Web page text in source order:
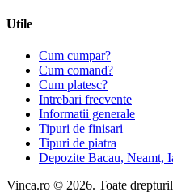
Utile
Cum cumpar?
Cum comand?
Cum platesc?
Intrebari frecvente
Informatii generale
Tipuri de finisari
Tipuri de piatra
Depozite Bacau, Neamt,
Vinca.ro © 2026. Toate